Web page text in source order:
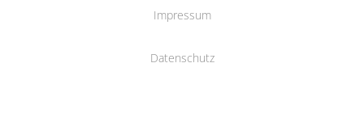
Impressum
Datenschutz